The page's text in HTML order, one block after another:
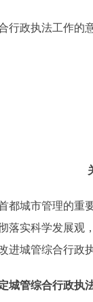
办
政执法工作的
城市管理的重要
落实科学发展观
进城管综合行政
管综合行政执